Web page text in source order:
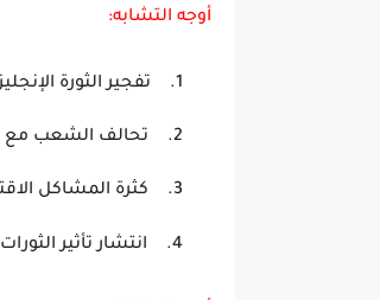
أوجه التشابه:
1. تفجير الثورة
2. تحالف الشعب مع
3. كثرة المشاكل
4. انتشار تأثير